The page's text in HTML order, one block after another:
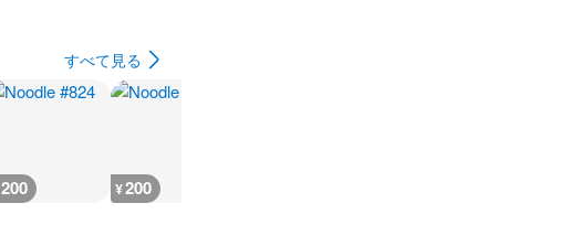
すべて見る
200 ¥200